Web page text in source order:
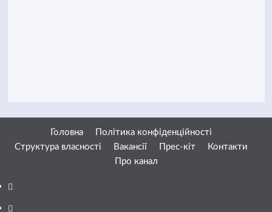
Головна
Політика конфіденційності
Структура власності
Вакансії Прес-кіт
Контакти
Про канал
Facebook
YouTube